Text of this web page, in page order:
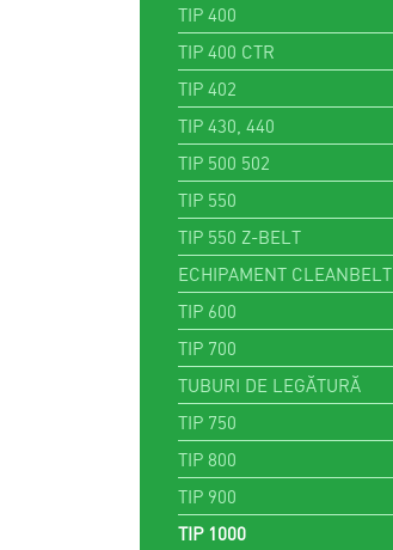
TIP 400
TIP 400 CTR
TIP 402
TIP 430, 440
TIP 500 502
TIP 550
TIP 550 Z-BELT
ECHIPAMENT CLEANBELT
TIP 600
TIP 700
TUBURI DE LEGĂTURĂ
TIP 750
TIP 800
TIP 900
TIP 1000